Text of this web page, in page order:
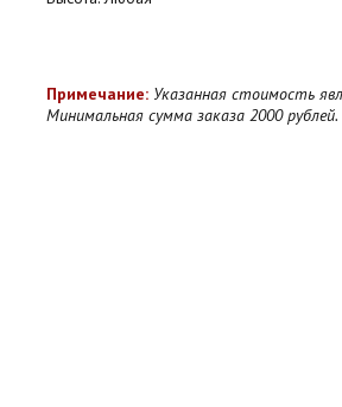
Примечание: Указанная стоимость
Минимальная сумма заказа 2000 рублей.